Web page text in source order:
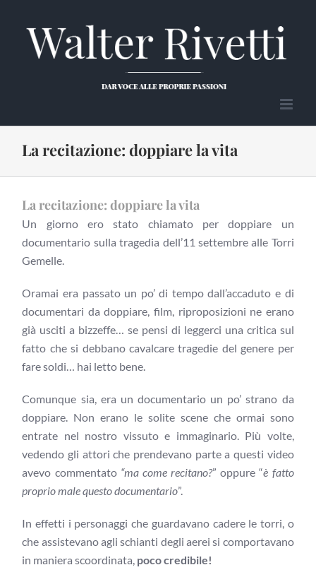
contenuto
La recitazione: doppiare la vita
La recitazione: doppiare la vita
Un giorno ero stato chiamato per doppiare un
documentario sulla tragedia dell’11 settembre alle Torri
Gemelle.
Oramai era passato un po’ di tempo dall’accaduto e di
documentari da doppiare, film, riproposizioni ne erano
già usciti a bizzeffe… se pensi di leggerci una critica sul
fatto che si debbano cavalcare tragedie del genere per
fare soldi… hai letto bene.
Comunque sia, era un documentario un po’ strano da
doppiare. Non erano le solite scene che ormai sono
entrate nel nostro vissuto e immaginario. Più volte,
vedendo gli attori che prendevano parte a questi video
avevo commentato “ma come recitano?” oppure “è fatto
proprio male questo documentario”.
In effetti i personaggi che guardavano cadere le torri, o
che assistevano agli schianti degli aerei si comportavano
in maniera scoordinata, poco credibile!